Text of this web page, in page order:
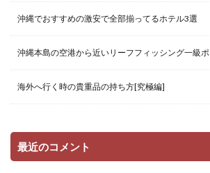
沖縄でおすすめの激安で全部揃ってるホテル3選
沖縄本島の空港から近いリーフフィッシング一級ポ
海外へ行く時の貴重品の持ち方[究極編]
最近のコメント